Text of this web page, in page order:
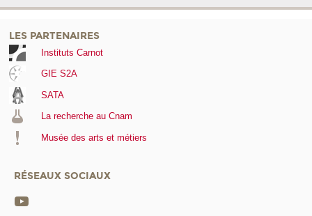
LES PARTENAIRES
Instituts Carnot
GIE S2A
SATA
La recherche au Cnam
Musée des arts et métiers
RÉSEAUX SOCIAUX